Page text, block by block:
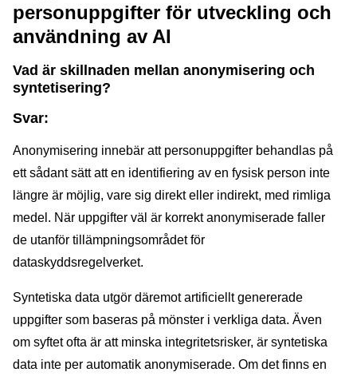
personuppgifter för utveckling och
användning av AI
Vad är skillnaden mellan anonymisering och
syntetisering?
Svar:
Anonymisering innebär att personuppgifter behandlas på
ett sådant sätt att en identifiering av en fysisk person inte
längre är möjlig, vare sig direkt eller indirekt, med rimliga
medel. När uppgifter väl är korrekt anonymiserade faller
de utanför tillämpningsområdet för
dataskyddsregelverket.
Syntetiska data utgör däremot artificiellt genererade
uppgifter som baseras på mönster i verkliga data. Även
om syftet ofta är att minska integritetsrisker, är syntetiska
data inte per automatik anonymiserade. Om det finns en